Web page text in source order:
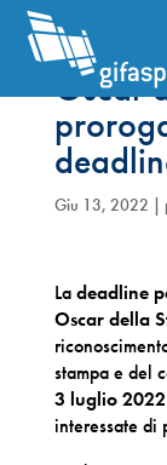
Oscar
Giu 13, 2022 |
Ladeadline
Oscar della
stampa e del
3 luglio 2022
interessate di